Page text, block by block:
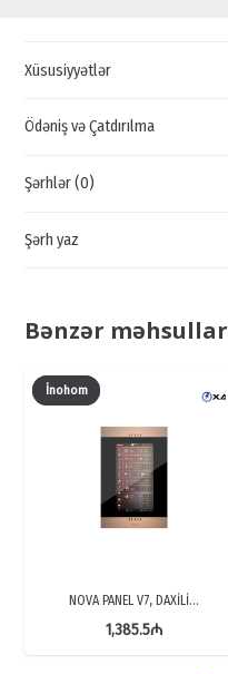
SATIŞI
Xüsusiyyətlər
Ödəniş və Çatdırılma
Şərhlər (0)
Şərh yaz
Bənzər məhsullar
İnohom
NOVA PANEL V7, DAXİLİ…
1,385.5₼